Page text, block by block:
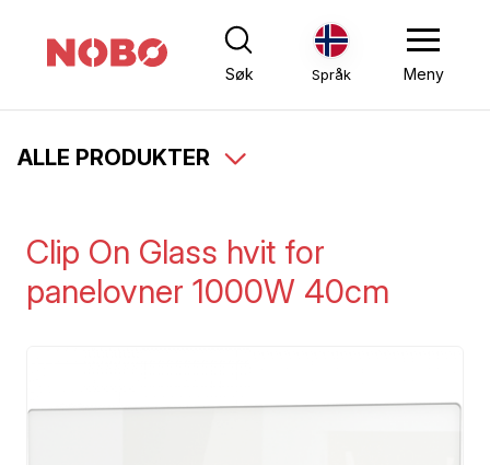
Søk Språk Meny
ALLE PRODUKTER
Clip On Glass hvit for
panelovner 1000W 40cm